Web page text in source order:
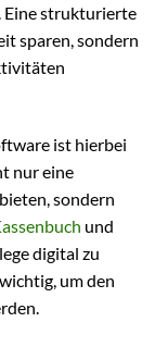
Eine strukturierte
sparen, sondern
ist hierbei
nur eine
sondern
und
digital zu
um den